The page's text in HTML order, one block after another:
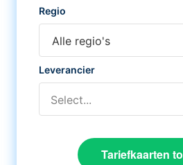
Regio
Alle regio's
Leverancier
Select...
Tariefkaarten